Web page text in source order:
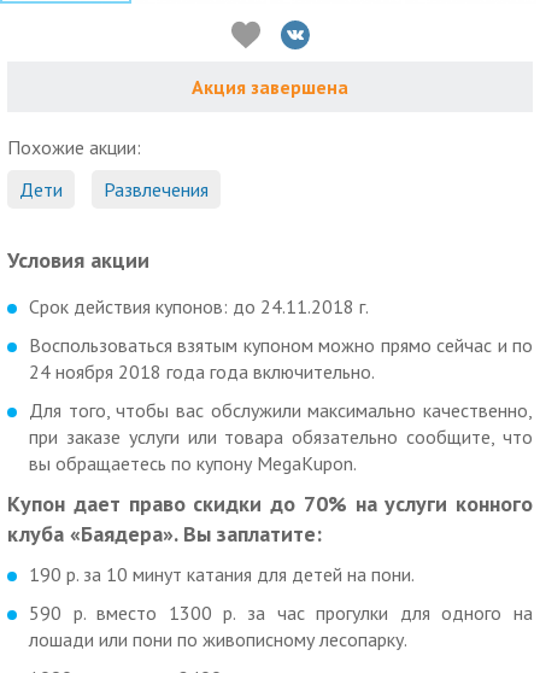
Акция завершена
Похожие акции:
Дети
Развлечения
Условия акции
Срок действия купонов: до 24.11.2018 г.
Воспользоваться взятым купоном можно прямо сейчас и по
24 ноября 2018 года года включительно.
Для того, чтобы вас обслужили максимально качественно,
при заказе услуги или товара обязательно сообщите, что
вы обращаетесь по купону MegaKupon.
Купон дает право скидки до 70% на услуги конного
клуба «Баядера». Вы заплатите:
190 р. за 10 минут катания для детей на пони.
590 р. вместо 1300 р. за час прогулки для одного на
лошади или пони по живописному лесопарку.